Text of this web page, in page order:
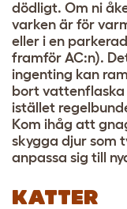
dödligt. Om ni
varken är för
eller i en
framför AC:n).
ingenting kan
bort vattenflaska
istället
Kom ihåg att
skygga djur som
anpassa sig till
KATTER